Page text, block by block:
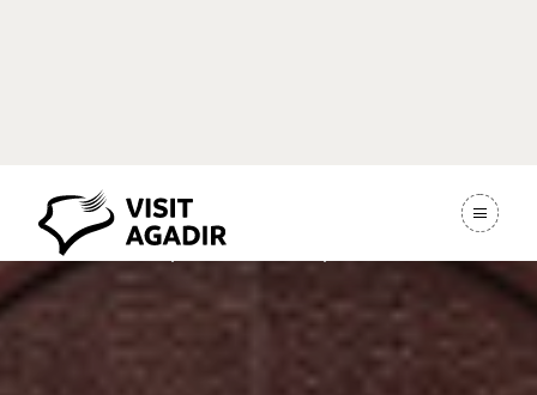
Artisanat
Accueil Experiences